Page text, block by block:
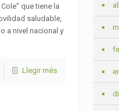
que tiene la
saludable,
a nivel nacional y
Llegir més